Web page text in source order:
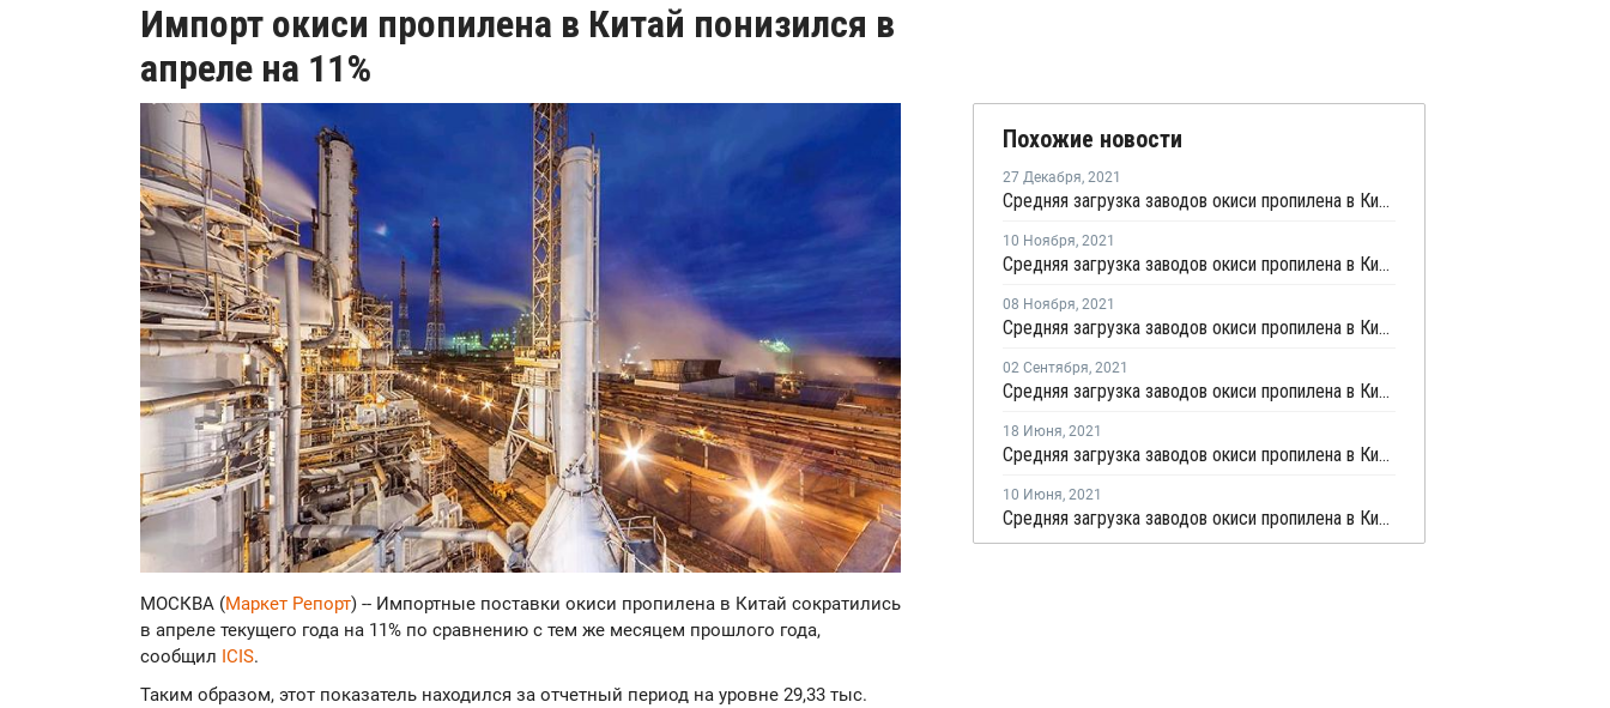
Импорт окиси пропилена в Китай понизился в
апреле на 11%
МОСКВА (Маркет Репорт) -- Импортные поставки окиси пропилена в Китай сократились
в апреле текущего года на 11% по сравнению с тем же месяцем прошлого года,
сообщил ICIS.
Таким образом, этот показатель находился за отчетный период на уровне 29,33 тыс.
Похожие новости
27 Декабря, 2021
Средняя загрузка заводов окиси пропилена в Китае немного немного снизилась в середине декабря
10 Ноября, 2021
Средняя загрузка заводов окиси пропилена в Китае вырос в конце октября на 5,3%
08 Ноября, 2021
Средняя загрузка заводов окиси пропилена в Китае снизилась во второй половине октября почти на 5%
02 Сентября, 2021
Средняя загрузка заводов окиси пропилена в Китае выросла на третьей неделе августа почти на 1%
18 Июня, 2021
Средняя загрузка заводов окиси пропилена в Китае снизилась на второй неделе июня на 4,4%
10 Июня, 2021
Средняя загрузка заводов окиси пропилена в Китае немного выросла в начале июня